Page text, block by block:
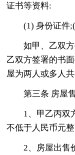
证书等资料:
(1) 身份证件
如甲、乙双
乙双方签署的书
屋为两人或多人
第三条 房屋
1、甲乙丙双
不低于人民币元
2、房屋出售